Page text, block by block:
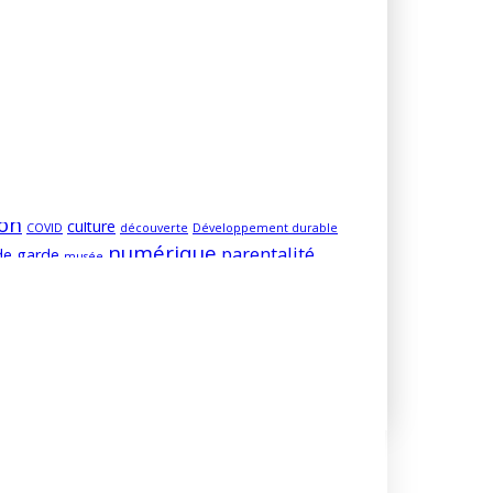
COVID culture découverte Développement durable
garde musée numérique parentalité